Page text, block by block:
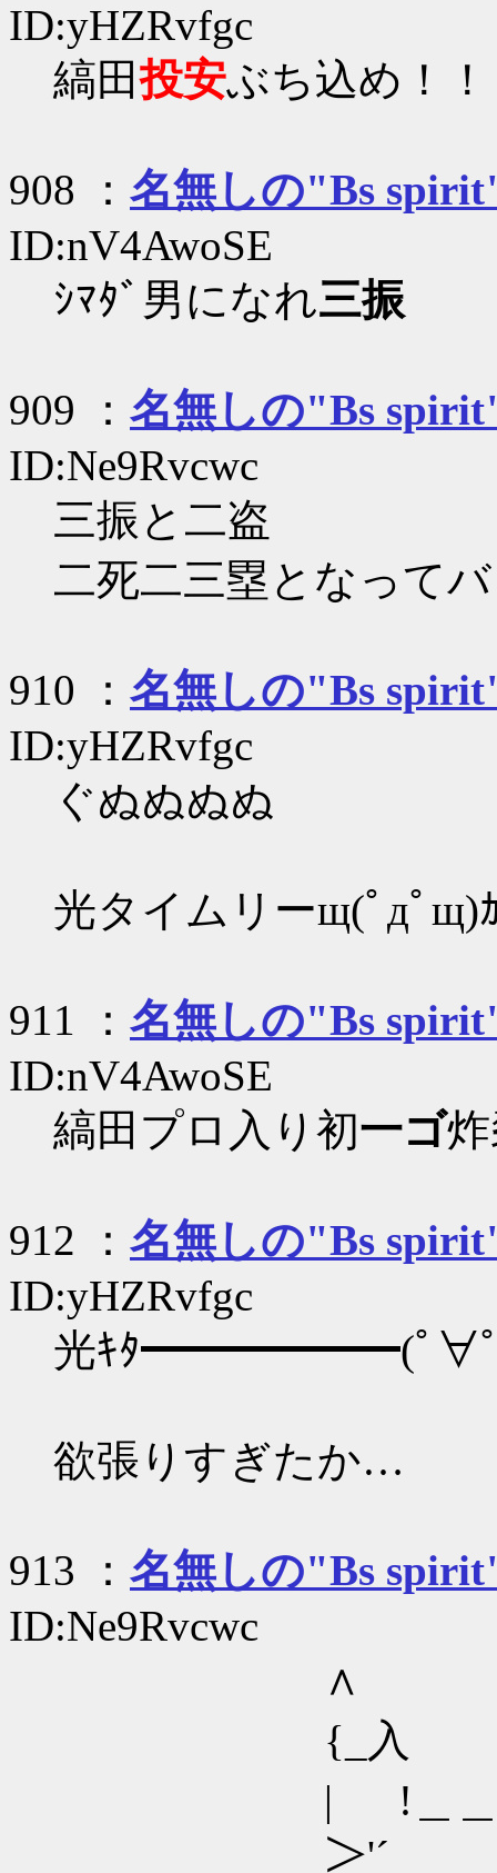
ID:yHZRvfgc
縞田投安ぶち込め！！
908 ： 名無しの"Bs
ID:nV4AwoSE
ｼﾏﾀﾞ男になれ三振
909 ： 名無しの"Bs
ID:Ne9Rvcwc
三振と二盗
二死二三塁となって
910 ： 名無しの"Bs
ID:yHZRvfgc
ぐぬぬぬぬ
光タイムリーщ(ﾟдﾟщ)
911 ： 名無しの"Bs
ID:nV4AwoSE
縞田プロ入り初一ゴ
912 ： 名無しの"Bs
ID:yHZRvfgc
光ｷﾀ━━━━━━(ﾟ
欲張りすぎたか…
913 ： 名無しの"Bs
ID:Ne9Rvcwc
∧
{_入 ,
| !＿＿__
＞'´ __